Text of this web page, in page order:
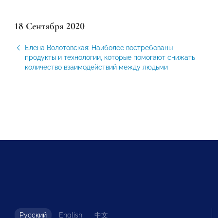
18 Сентября 2020
Елена Волотовская: Наиболее востребованы
продукты и технологии, которые помогают снижать
количество взаимодействий между людьми
Русский English 中文